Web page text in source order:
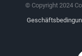
© Copyright 2024